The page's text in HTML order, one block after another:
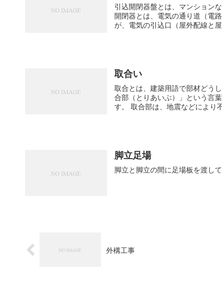
引込開閉器盤とは、マンション
開閉器とは、電気の通り道（電
が、電気の引込口（屋外配線と
取合い
取合とは、建築用語で部材どう
合部（とりあいぶ）」という言
す。 取合部は、地震などによ
脚立足場
脚立と脚立の間に足場板を渡し
外構工事